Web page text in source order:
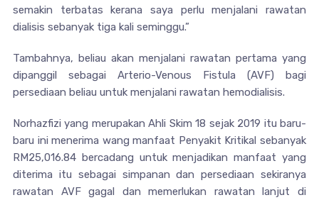
semakin terbatas kerana saya perlu menjalani rawatan
dialisis sebanyak tiga kali seminggu.”
Tambahnya, beliau akan menjalani rawatan pertama yang
dipanggil sebagai Arterio-Venous Fistula (AVF) bagi
persediaan beliau untuk menjalani rawatan hemodialisis.
Norhazfizi yang merupakan Ahli Skim 18 sejak 2019 itu baru-
baru ini menerima wang manfaat Penyakit Kritikal sebanyak
RM25,016.84 bercadang untuk menjadikan manfaat yang
diterima itu sebagai simpanan dan persediaan sekiranya
rawatan AVF gagal dan memerlukan rawatan lanjut di